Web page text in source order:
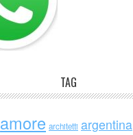
TAG
amore architetti argentina